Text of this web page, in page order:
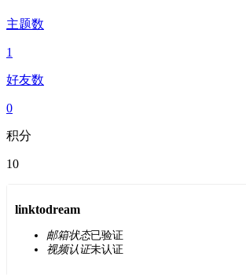
主题数
1
好友数
0
积分
10
linktodream
邮箱状态已验证
视频认证未认证